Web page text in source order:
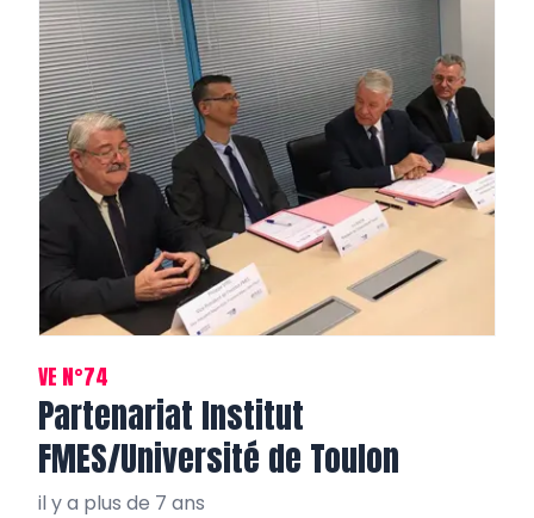
VE N°74
Partenariat Institut
FMES/Université de Toulon
il y a plus de 7 ans